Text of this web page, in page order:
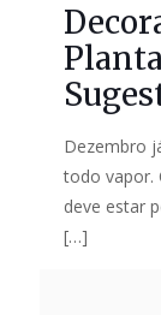
Dezembro
todo vapor.
deve estar
[…]